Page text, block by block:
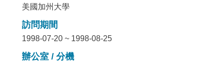
美國加州大學
訪問期間
1998-07-20 ~ 1998-08-25
辦公室 / 分機